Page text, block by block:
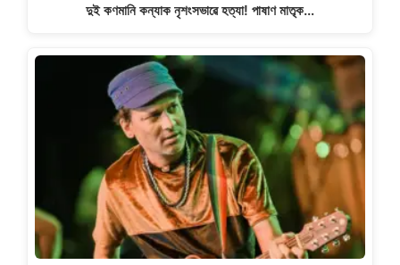
দুই কণমানি কন্যাক নৃশংসভাৱে হত্যা! পাষাণ মাতৃক…